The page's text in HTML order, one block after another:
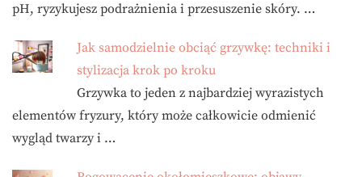
pH, ryzykujesz podrażnienia i przesuszenie skóry. …
Jak samodzielnie obciąć grzywkę: techniki i
stylizacja krok po kroku
Grzywka to jeden z najbardziej wyrazistych
elementów fryzury, który może całkowicie odmienić
wygląd twarzy i …